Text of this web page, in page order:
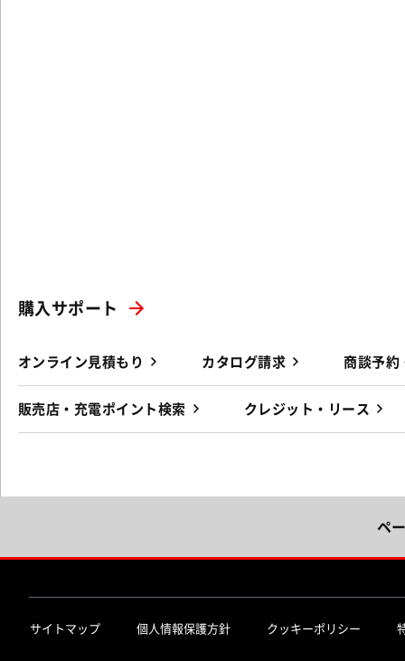
購入サポート
オンライン見積もり カタログ請求 商談予約
販売店・充電ポイント検索 クレジット・リース
ペ
サイトマップ 個人情報保護方針 クッキーポリシー